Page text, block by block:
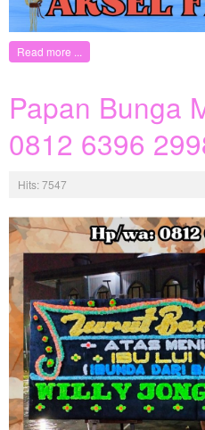
Read more ...
Papan Bunga
0812 6396
Hits: 7547